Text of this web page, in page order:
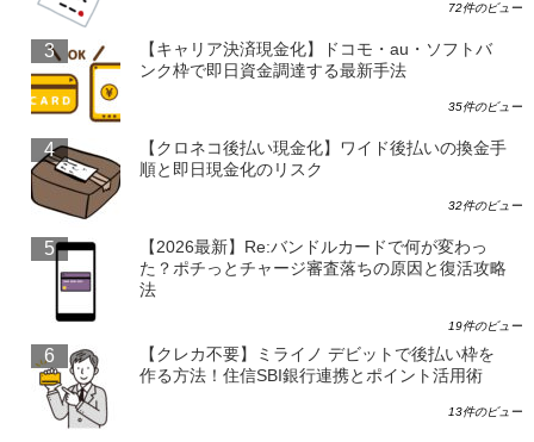
72件のビュー
【キャリア決済現金化】ドコモ・au・ソフトバ
ンク枠で即日資金調達する最新手法
35件のビュー
【クロネコ後払い現金化】ワイド後払いの換金手
順と即日現金化のリスク
32件のビュー
【2026最新】Re:バンドルカードで何が変わっ
た？ポチっとチャージ審査落ちの原因と復活攻略
法
19件のビュー
【クレカ不要】ミライノ デビットで後払い枠を
作る方法！住信SBI銀行連携とポイント活用術
13件のビュー